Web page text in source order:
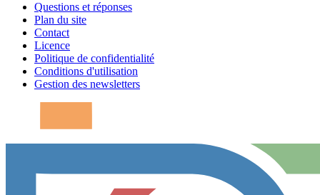
Questions et réponses
Plan du site
Contact
Licence
Politique de confidentialité
Conditions d'utilisation
Gestion des newsletters